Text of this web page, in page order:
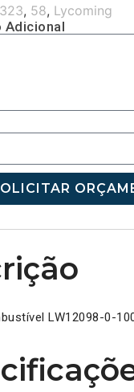
323, 58, Lycoming
Adicional
LW12098-0-